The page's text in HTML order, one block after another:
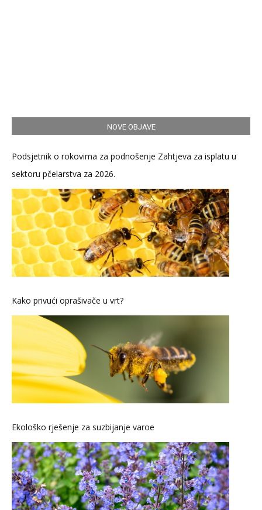
NOVE OBJAVE
Podsjetnik o rokovima za podnošenje Zahtjeva za isplatu u
sektoru pčelarstva za 2026.
Kako privući oprašivače u vrt?
Ekološko rješenje za suzbijanje varoe